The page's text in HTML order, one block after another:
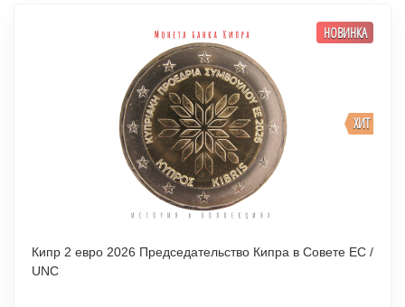
ХИТ
НОВИНКА
Кипр 2 евро 2026 Председательство Кипра в Совете ЕС /
UNC